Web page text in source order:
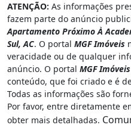
ATENÇÃO: As informações
fazem parte do anúncio
Apartamento Próximo À
Sul, AC. O portal MGF Imóveis
veracidade ou de qualquer
anúncio. O portal MGF Imóveis
conteúdo, que foi criado e é
Todas as informações são
Por favor, entre diretamente
obter mais detalhadas.